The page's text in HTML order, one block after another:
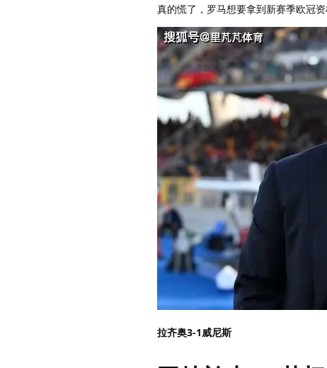
真的慌了，罗马想要拿到新赛季欧冠资
拉齐奥3-1威尼斯